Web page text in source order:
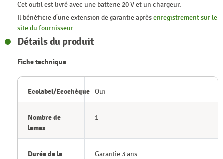
Cet outil est livré avec une batterie 20 V et un chargeur.
Il bénéficie d'une extension de garantie aprèsenregistrement sur le
site du fournisseur.
Détails du produit
Fiche technique
Ecolabel/Ecochèque Oui
Nombre de
lames
1
Durée de la Garantie 3 ans